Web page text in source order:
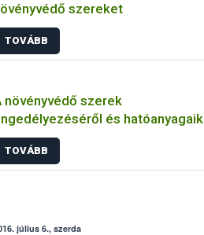
szereket
TOVÁBB
növényvédő szerek
és hatóanyagaik
TOVÁBB
július 6., szerda